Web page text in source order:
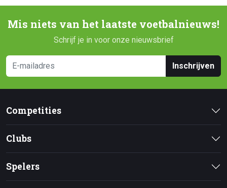
Mis niets van het laatste voetbalnieuws!
Schrijf je in voor onze nieuwsbrief
Inschrijven
Competities
Clubs
Spelers